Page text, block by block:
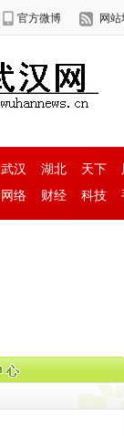
官方微博 网站
武汉 湖北 天下
网络 财经 科技